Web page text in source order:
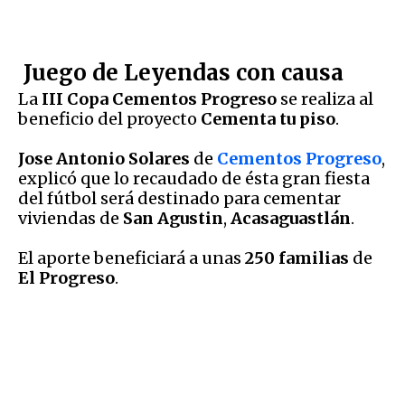
Juego de Leyendas con causa
La III Copa Cementos Progreso se realiza al
beneficio del proyecto Cementa tu piso.
Jose Antonio Solares de Cementos Progreso,
explicó que lo recaudado de ésta gran fiesta
del fútbol será destinado para cementar
viviendas de San Agustin, Acasaguastlán.
El aporte beneficiará a unas 250 familias de
El Progreso.